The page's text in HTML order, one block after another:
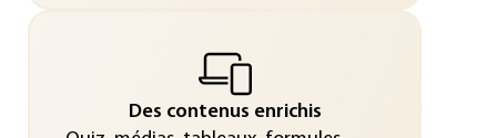
Des contenus enrichis